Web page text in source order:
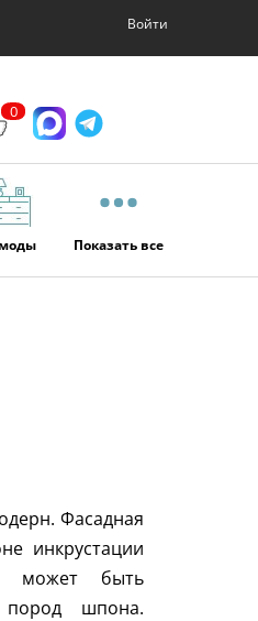
Войти
0
Показать все
Фасадная
инкрустации
может быть
шпона.